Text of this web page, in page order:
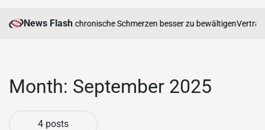
News Flash
Ihnen hilft, chronische Schmerzen besser zu bewältigen
Month: September 2025
4 posts